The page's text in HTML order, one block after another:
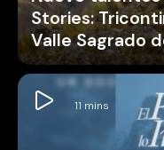
Stories:
Valle Sagrado